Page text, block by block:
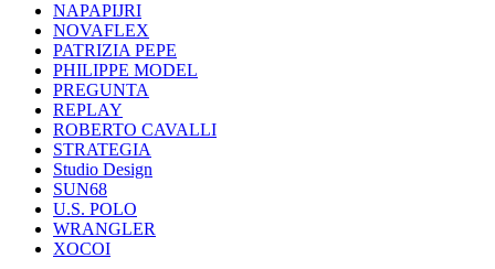
NAPAPIJRI
NOVAFLEX
PATRIZIA PEPE
PHILIPPE MODEL
PREGUNTA
REPLAY
ROBERTO CAVALLI
STRATEGIA
Studio Design
SUN68
U.S. POLO
WRANGLER
XOCOI